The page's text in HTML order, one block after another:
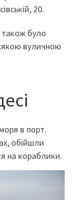
20.
також було
вуличною
в порт.
обійшли
на кораблики.